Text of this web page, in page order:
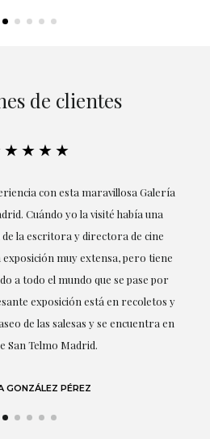
de clientes
con esta maravillosa Galería
Cuándo yo la visité había una
la escritora y directora de cine
exposición muy extensa, pero tiene
a todo el mundo que se pase por
exposición está en recoletos y
de las salesas y se encuentra en
San Telmo Madrid.
GONZÁLEZ PÉREZ